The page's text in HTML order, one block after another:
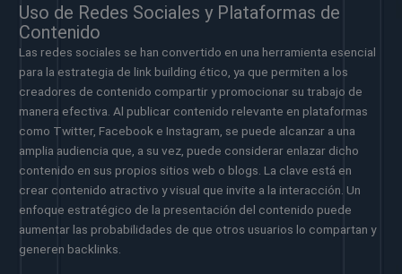
Uso de Redes Sociales y Plataformas de
Contenido
Las redes sociales se han convertido en una herramienta esencial
para la estrategia de link building ético, ya que permiten a los
creadores de contenido compartir y promocionar su trabajo de
manera efectiva. Al publicar contenido relevante en plataformas
como Twitter, Facebook e Instagram, se puede alcanzar a una
amplia audiencia que, a su vez, puede considerar enlazar dicho
contenido en sus propios sitios web o blogs. La clave está en
crear contenido atractivo y visual que invite a la interacción. Un
enfoque estratégico de la presentación del contenido puede
aumentar las probabilidades de que otros usuarios lo compartan y
generen backlinks.